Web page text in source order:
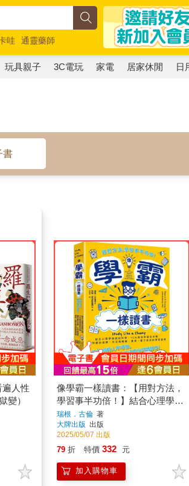
哇
通靈藥師
玩具親子 3C電玩 家電 居家休閒 日
書
人性
變）
像學霸一樣讀書：【用對方法，
學習事半功倍！】結合心理學與
認知科學，10大高效學習全攻
略，讓你顧好成績、社交與睡
眠，養成一輩子都受用的學習習
慣
瑞根．古倫著
大牌出版 出版
2025/05/07 出版
79 折 特價 332 元
加入購物車